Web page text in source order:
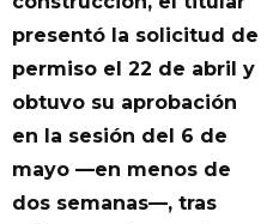
presentó la solicitud de
permiso el 22 de abril y
obtuvo su aprobación
en la sesión del 6 de
mayo —en menos de
dos semanas—, tras